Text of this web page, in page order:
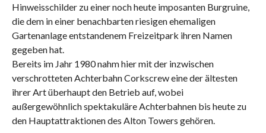
Hinweisschilder zu einer noch heute imposanten Burgruine,
die dem in einer benachbarten riesigen ehemaligen
Gartenanlage entstandenem Freizeitpark ihren Namen
gegeben hat.
Bereits im Jahr 1980 nahm hier mit der inzwischen
verschrotteten Achterbahn Corkscrew eine der ältesten
ihrer Art überhaupt den Betrieb auf, wobei
außergewöhnlich spektakuläre Achterbahnen bis heute zu
den Hauptattraktionen des Alton Towers gehören.